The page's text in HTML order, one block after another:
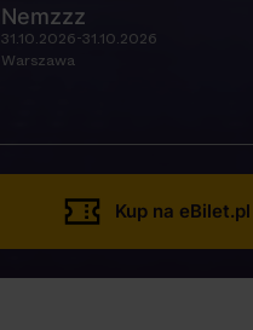
Nemzzz
31.10.2026-31.10.2026
Warszawa
Kup na eBilet.pl